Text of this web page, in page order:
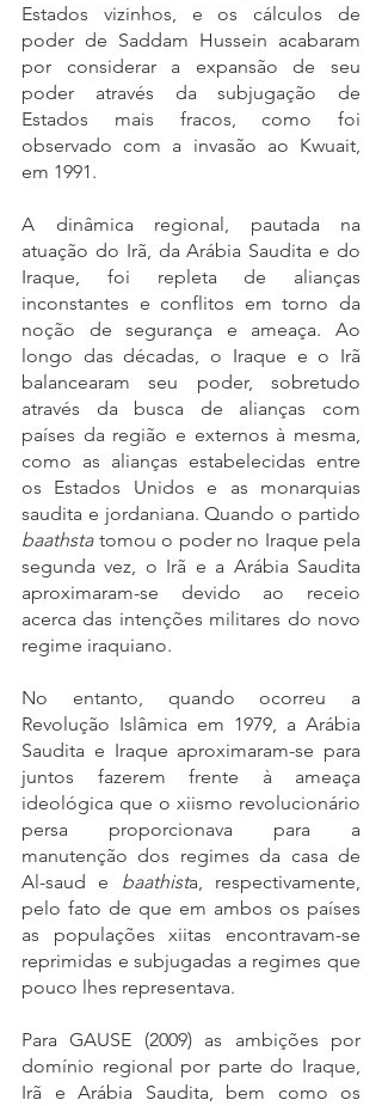
Estados vizinhos, e os cálculos de
poder de Saddam Hussein acabaram
por considerar a expansão de seu
poder através da subjugação de
Estados mais fracos, como foi
observado com a invasão ao Kwuait,
em 1991.
A dinâmica regional, pautada na
atuação do Irã, da Arábia Saudita e do
Iraque, foi repleta de alianças
inconstantes e conflitos em torno da
noção de segurança e ameaça. Ao
longo das décadas, o Iraque e o Irã
balancearam seu poder, sobretudo
através da busca de alianças com
países da região e externos à mesma,
como as alianças estabelecidas entre
os Estados Unidos e as monarquias
baathsta tomou o poder no Iraque pela
segunda vez, o Irã e a Arábia Saudita
aproximaram-se devido ao receio
acerca das intenções militares do novo
regime iraquiano.
No entanto, quando ocorreu a
Revolução Islâmica em 1979, a Arábia
Saudita e Iraque aproximaram-se para
juntos fazerem frente à ameaça
ideológica que o xiismo revolucionário
persa proporcionava para a
manutenção dos regimes da casa de
Al-saud e baathista, respectivamente,
pelo fato de que em ambos os países
as populações xiitas encontravam-se
reprimidas e subjugadas a regimes que
pouco lhes representava.
Para GAUSE (2009) as ambições por
domínio regional por parte do Iraque,
Irã e Arábia Saudita, bem como os